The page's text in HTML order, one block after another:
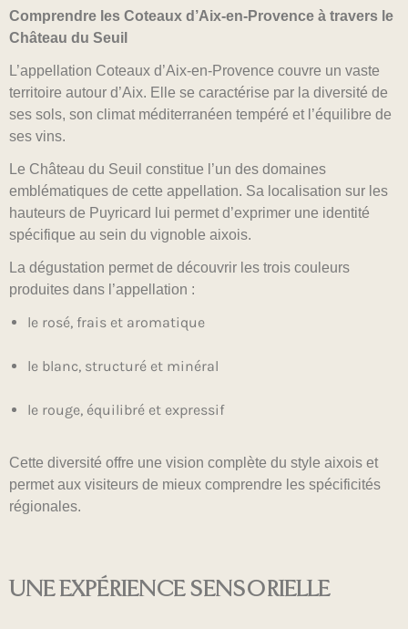
Comprendre les Coteaux d’Aix-en-Provence à travers le
Château du Seuil
L’appellation Coteaux d’Aix-en-Provence couvre un vaste
territoire autour d’Aix. Elle se caractérise par la diversité de
ses sols, son climat méditerranéen tempéré et l’équilibre de
ses vins.
Le Château du Seuil constitue l’un des domaines
emblématiques de cette appellation. Sa localisation sur les
hauteurs de Puyricard lui permet d’exprimer une identité
spécifique au sein du vignoble aixois.
La dégustation permet de découvrir les trois couleurs
produites dans l’appellation :
le rosé, frais et aromatique
le blanc, structuré et minéral
le rouge, équilibré et expressif
Cette diversité offre une vision complète du style aixois et
permet aux visiteurs de mieux comprendre les spécificités
régionales.
UNE EXPÉRIENCE SENSORIELLE